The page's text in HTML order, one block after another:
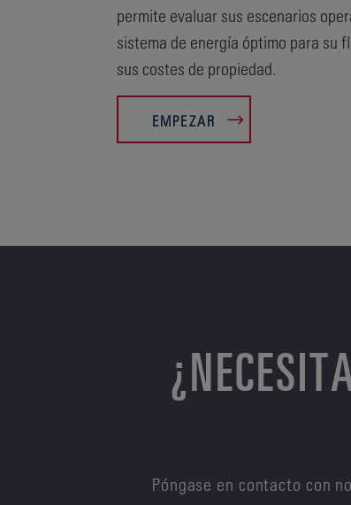
permite evaluar sus escenarios
sistema de energía óptimo para su
sus costes de propiedad.
EMPEZAR
Póngase en contacto con